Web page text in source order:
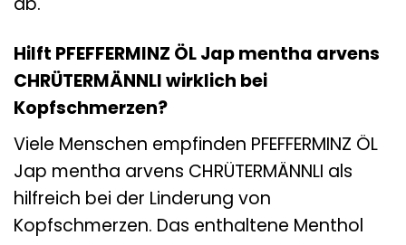
Hilft PFEFFERMINZ ÖL Jap mentha arvens
CHRÜTERMÄNNLI wirklich bei
Kopfschmerzen?
Viele Menschen empfinden PFEFFERMINZ ÖL
Jap mentha arvens CHRÜTERMÄNNLI als
hilfreich bei der Linderung von
Kopfschmerzen. Das enthaltene Menthol